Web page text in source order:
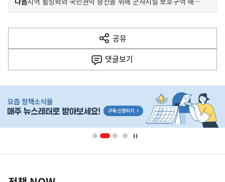
전
다
음
사
공유
열
기
댓글보기
단
영